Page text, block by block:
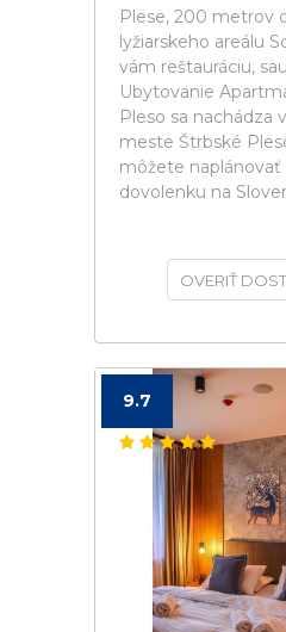
Plese, 200 metrov
lyžiarskeho areálu
vám reštauráciu,
Ubytovanie
Pleso sa nachádza
meste Štrbské
môžete naplánovať
dovolenku na
OVERIŤ
9.7